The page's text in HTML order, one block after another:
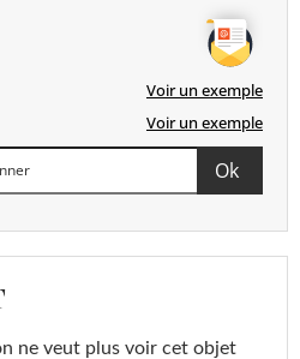
Voir un exemple
Voir un exemple
ne veut plus voir cet objet